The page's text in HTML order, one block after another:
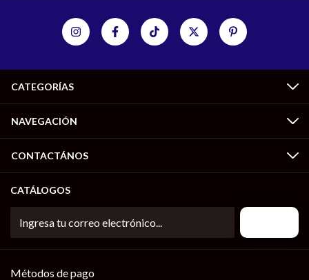
CATEGORÍAS
NAVEGACIÓN
CONTACTÁNOS
CATÁLOGOS
Métodos de pago